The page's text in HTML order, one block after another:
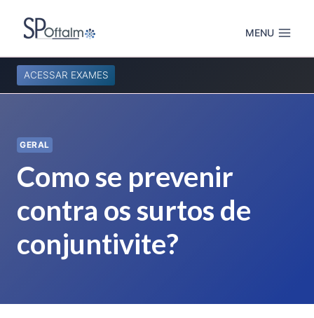
para
Conteúdo
MENU
ACESSAR EXAMES
GERAL
Como se prevenir
contra os surtos de
conjuntivite?